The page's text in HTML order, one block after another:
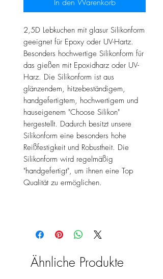
2,5D Lebkuchen mit glasur Silikonform
geeignet für Epoxy oder UV-Hartz.
Besonders hochwertige Silikonform für
das gießen mit Epoxidharz oder UV-
Harz. Die Silikonform ist aus
glänzendem, hitzebeständigem,
handgefertigtem, hochwertigem und
hauseigenem "Choose Silikon"
hergestellt. Dadurch besitzt unsere
Silikonform eine besonders hohe
Reißfestigkeit und Robustheit. Die
Silikonform wird regelmäßig
"handgefertigt", um ihnen eine Top
Qualität zu ermöglichen.
Ähnliche Produkte